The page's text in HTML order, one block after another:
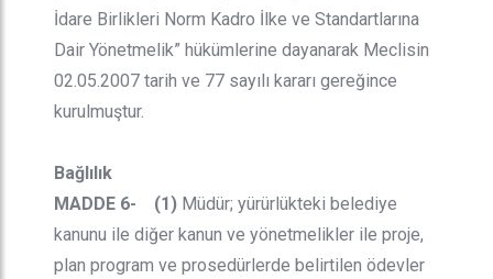
İdare Birlikleri Norm Kadro İlke ve Standartlarına
Dair Yönetmelik” hükümlerine dayanarak Meclisin
02.05.2007 tarih ve 77 sayılı kararı gereğince
kurulmuştur.
Bağlılık
MADDE 6- (1) Müdür; yürürlükteki belediye
kanunu ile diğer kanun ve yönetmelikler ile proje,
plan program ve prosedürlerde belirtilen ödevler